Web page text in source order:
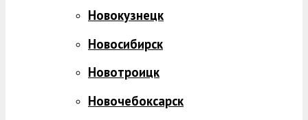
Новокузнецк
Новосибирск
Новотроицк
Новочебоксарск